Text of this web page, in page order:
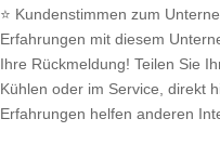
⭐ Kundenstimmen zum
Erfahrungen mit diesem
Ihre Rückmeldung! Teilen Sie
Kühlen oder im Service, direkt
Erfahrungen helfen anderen
Sollten Sie eine kritische